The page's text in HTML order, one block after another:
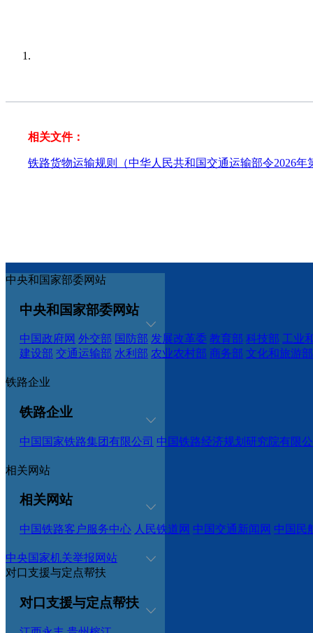
相关文件：
铁路货物运输规则（中华人民共和国交通运输部令2026年
中央和国家部委网站
中央和国家部委网站
中国政府网 外交部 国防部 发展改革委 教育部 科技部 工业
建设部 交通运输部 水利部 农业农村部 商务部 文化和旅游部
铁路企业
铁路企业
中国国家铁路集团有限公司 中国铁路经济规划研究院有限
相关网站
相关网站
中国铁路客户服务中心 人民铁道网 中国交通新闻网 中国民
中央国家机关举报网站
对口支援与定点帮扶
对口支援与定点帮扶